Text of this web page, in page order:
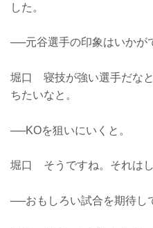
した。
──元谷選手の印象はいかが
堀口 寝技が強い選手だな
ちたいなと。
──KOを狙いにいくと。
堀口 そうですね。それはし
──おもしろい試合を期待し